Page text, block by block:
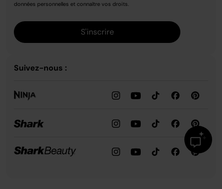
données personnelles et connaître vos droits.
S'inscrire
Suivez-nous :